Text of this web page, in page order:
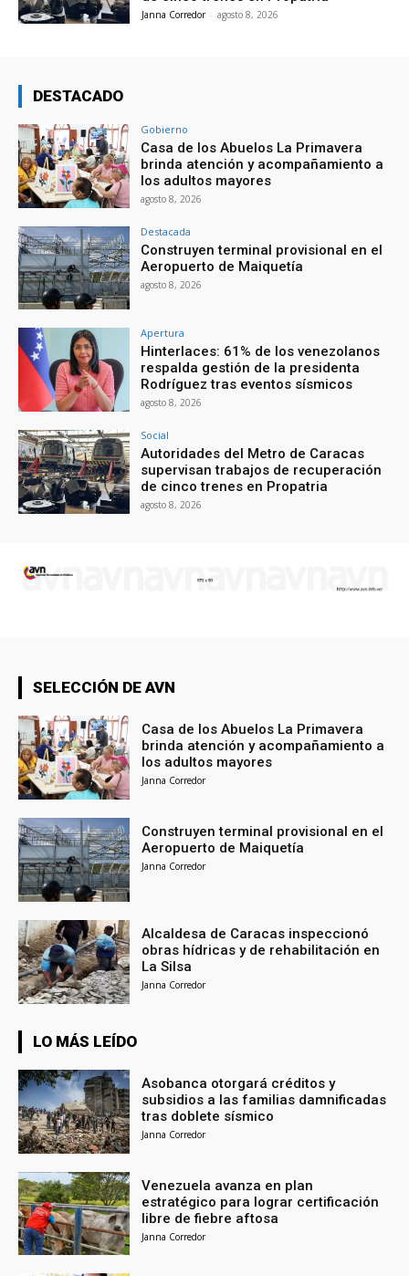
Janna Corredor - agosto 8, 2026
DESTACADO
Gobierno
Casa de los Abuelos La Primavera
brinda atención y acompañamiento a
los adultos mayores
agosto 8, 2026
Destacada
Construyen terminal provisional en el
Aeropuerto de Maiquetía
agosto 8, 2026
Apertura
Hinterlaces: 61% de los venezolanos
respalda gestión de la presidenta
Rodríguez tras eventos sísmicos
agosto 8, 2026
Social
Autoridades del Metro de Caracas
supervisan trabajos de recuperación
de cinco trenes en Propatria
agosto 8, 2026
SELECCIÓN DE AVN
Casa de los Abuelos La Primavera
brinda atención y acompañamiento a
los adultos mayores
Janna Corredor
Construyen terminal provisional en el
Aeropuerto de Maiquetía
Janna Corredor
Alcaldesa de Caracas inspeccionó
obras hídricas y de rehabilitación en
La Silsa
Janna Corredor
LO MÁS LEÍDO
Asobanca otorgará créditos y
subsidios a las familias damnificadas
tras doblete sísmico
Janna Corredor
Venezuela avanza en plan
estratégico para lograr certificación
libre de fiebre aftosa
Janna Corredor